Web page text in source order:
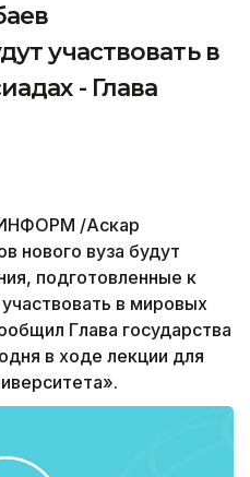
участвовать в
- Глава
/Аскар
нового вуза будут
подготовленные к
в мировых
Глава государства
в ходе лекции для